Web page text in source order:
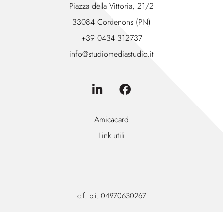
Piazza della Vittoria, 21/2
33084 Cordenons (PN)
+39 0434 312737
info@studiomediastudio.it
Amicacard
Link utili
c.f. p.i. 04970630267